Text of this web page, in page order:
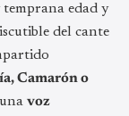
edad y
del cante
Camarón o
voz